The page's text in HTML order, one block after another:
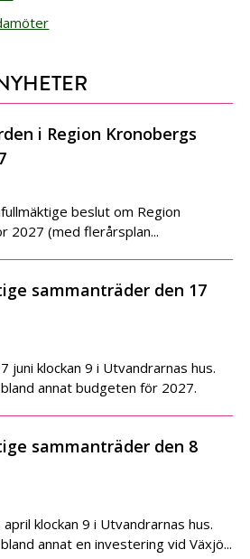
i Region Kronobergs
beslut om Region
2027 (med flerårsplan...
sammanträder den 17
juni klockan 9 i Utvandrarnas hus.
annat budgeten för 2027.
sammanträder den 8
klockan 9 i Utvandrarnas hus.
annat en investering vid Växjö...